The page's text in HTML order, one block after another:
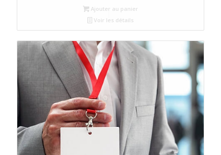
Ajouter au panier
Voir les détails